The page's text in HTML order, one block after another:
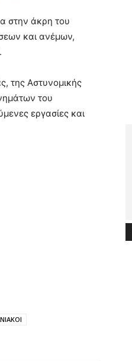
στην άκρη του
και ανέμων,
της Αστυνομικής
του
εργασίες και